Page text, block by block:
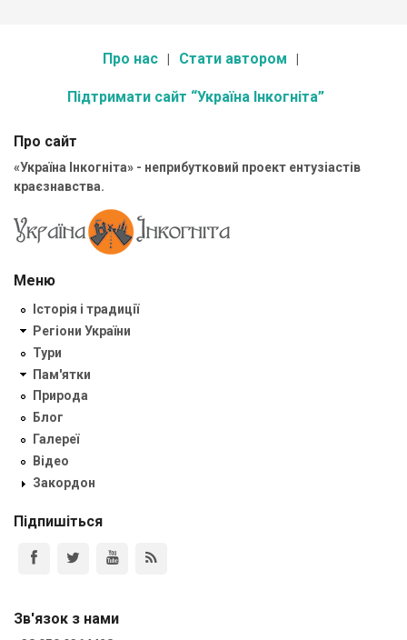
Про нас Стати автором
Підтримати сайт “Україна Інкогніта”
Про сайт
«Україна Інкогніта» - неприбутковий проект ентузіастів
краєзнавства.
Меню
Історія і традиції
Регіони України
Тури
Пам'ятки
Природа
Блог
Галереї
Відео
Закордон
Підпишіться
Зв'язок з нами